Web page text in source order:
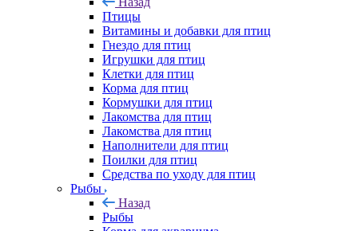
Птицы
Витамины и добавки для птиц
Гнездо для птиц
Игрушки для птиц
Клетки для птиц
Корма для птиц
Кормушки для птиц
Лакомства для птиц
Лакомства для птиц
Наполнители для птиц
Поилки для птиц
Средства по уходу для птиц
Рыбы
Назад
Рыбы